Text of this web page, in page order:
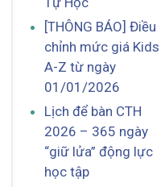
[THÔNG BÁO] Điều
chỉnh mức giá Kids
A-Z từ ngày
01/01/2026
Lịch để bàn CTH
2026 – 365 ngày
“giữ lửa” động lực
học tập